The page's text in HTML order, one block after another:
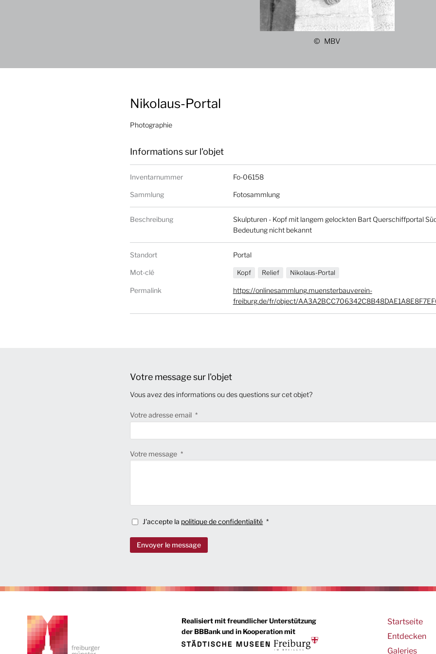
MBV
Nikolaus-Portal
Photographie
Informations sur l'objet
Inventarnummer Fo-06158
Sammlung Fotosammlung
Beschreibung
Skulpturen - Kopf mit langem gelockten Bart Querschiffportal
Bedeutung nicht bekannt
Standort Portal
Mot-clé Kopf Relief Nikolaus-Portal
Permalink
https://onlinesammlung.muensterbauverein-
freiburg.de/fr/object/
Votre message sur l'objet
Vous avez des informations ou des questions sur cet objet?
Votre adresse email
Votre message
J'accepte la politique de confidentialité
Envoyer le message
Realisiert mit freundlicher Unterstützung
der BBBank und in Kooperation mit
Main
navigation
Startseite
Entdecken
Galeries